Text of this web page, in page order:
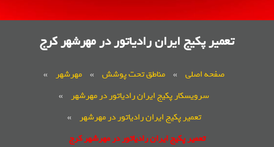
تعمیر پکیج ایران رادیاتور در مهرشهر کرج
صفحه اصلی » مناطق تحت پوشش » مهرشهر
»
سرویسکار پکیج ایران رادیاتور در مهرشهر
»
تعمیر پکیج ایران رادیاتور در مهرشهر
»
تعمیر پکیج ایران رادیاتور در مهرشهر کرج